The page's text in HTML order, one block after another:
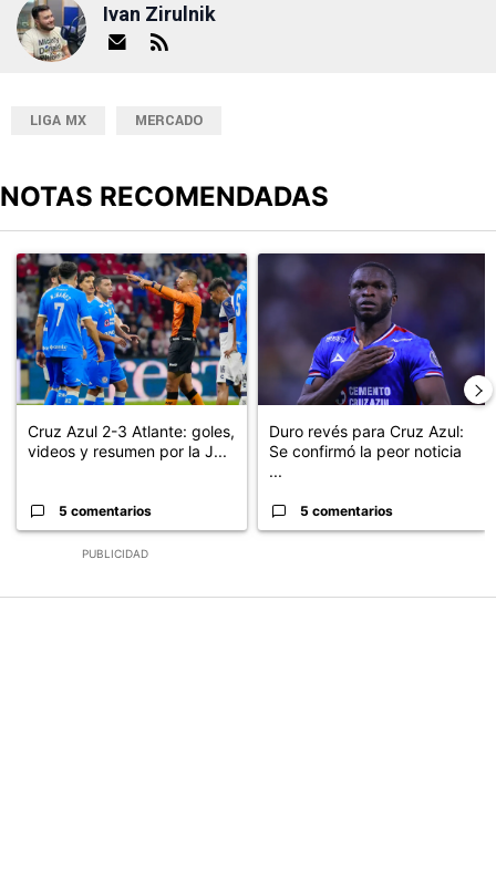
Ivan Zirulnik
LIGA MX MERCADO
NOTAS RECOMENDADAS
PUBLICIDAD
Un artículo de tendencia con el título "Cruz Azul 2-3 Atlante:
Cruz Azul 2-3 Atlante: goles,
videos y resumen por la J...
5 comentarios
Un artículo de tendencia con
Duro revés para Cruz Azul:
Se confirmó la peor noticia
...
5 comentarios